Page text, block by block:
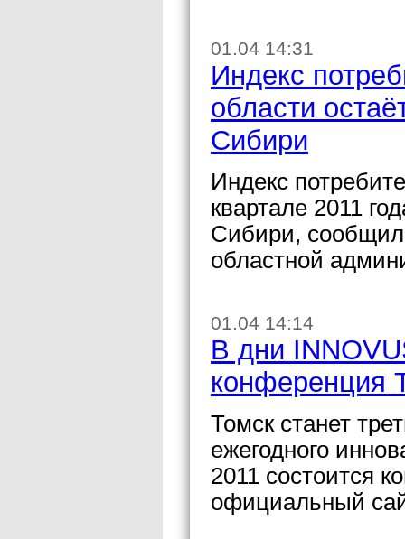
01.04 14:31
Индекс
области
Сибири
Индекс
квартале 2011
Сибири,
областной
01.04 14:14
В дни
конференция
Томск станет
ежегодного
2011 состоится
официальный